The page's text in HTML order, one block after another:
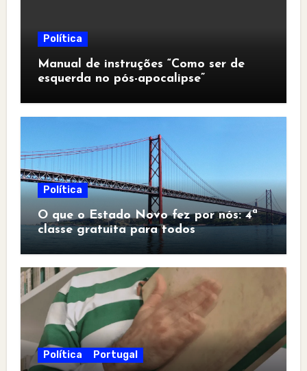
Política
Manual de instruções “Como ser de
esquerda no pós-apocalipse”
Política
O que o Estado Novo fez por nós: 4ª
classe gratuita para todos
Política Portugal